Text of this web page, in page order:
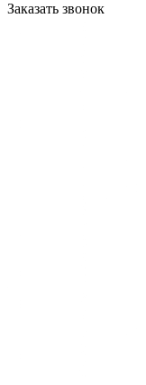
Заказать звонок